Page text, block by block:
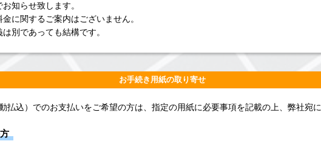
知らせ致します。
に関するご案内はございません。
別であっても結構です。
お手続き用紙の取り寄せ
払込）でのお支払いをご希望の方は、指定の用紙に必要事項を記載の上、弊社宛に